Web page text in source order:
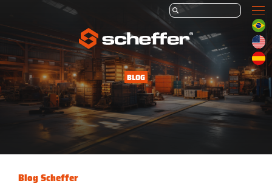
BLOG
Blog Scheffer